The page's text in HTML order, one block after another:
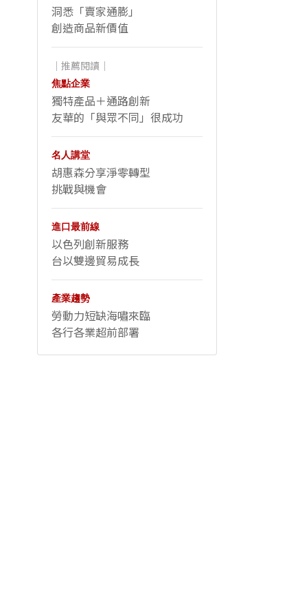
洞悉「賣家通膨」
創造商品新價值
｜推薦閱讀｜
焦點企業
獨特產品＋通路創新
友華的「與眾不同」很成功
名人講堂
胡惠森分享淨零轉型
挑戰與機會
進口最前線
以色列創新服務
台以雙邊貿易成長
產業趨勢
勞動力短缺海嘯來臨
各行各業超前部署